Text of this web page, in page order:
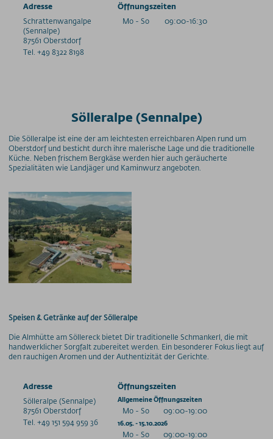
Adresse
Schrattenwangalpe
(Sennalpe)
87561 Oberstdorf
Tel. +49 8322 8198
Öffnungszeiten
Mo - So
09:00-16:30
Sölleralpe (Sennalpe)
Die Sölleralpe ist eine der am leichtesten erreichbaren Alpen rund um
Oberstdorf und besticht durch ihre malerische Lage und die traditionelle
Küche. Neben frischem Bergkäse werden hier auch geräucherte
Spezialitäten wie Landjäger und Kaminwurz angeboten.
Speisen & Getränke auf der Sölleralpe
Die Almhütte am Söllereck bietet Dir traditionelle Schmankerl, die mit
handwerklicher Sorgfalt zubereitet werden. Ein besonderer Fokus liegt auf
den rauchigen Aromen und der Authentizität der Gerichte.
Adresse
Sölleralpe (Sennalpe)
87561 Oberstdorf
Tel. +49 151 594 959 36
Öffnungszeiten
Allgemeine Öffnungszeiten
Mo - So 09:00-19:00
16.05. - 15.10.2026
Mo - So 09:00-19:00